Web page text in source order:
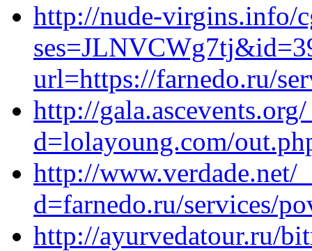
http://nude-virgins.info/
url=https://farnedo.ru/
http://
d=lolayoung.com/
http://www.verdade.net/
d=farnedo.ru/services/
http://ayurvedatour.ru/